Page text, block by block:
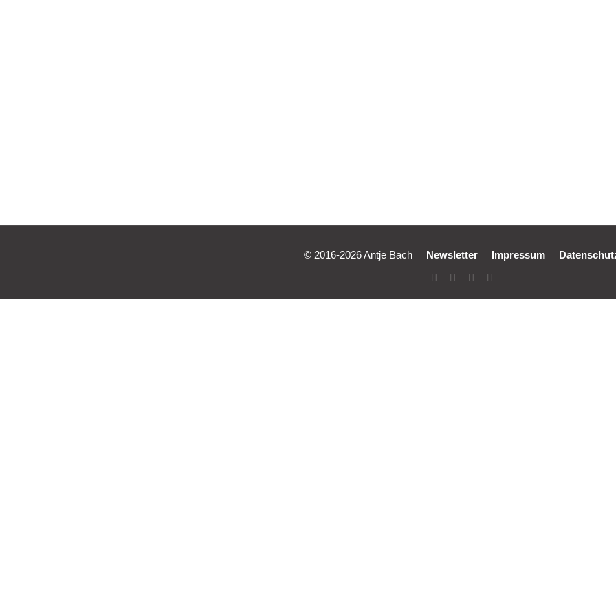
© 2016-2026 Antje Bach Newsletter Impressum